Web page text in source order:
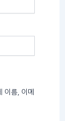
이름, 이메